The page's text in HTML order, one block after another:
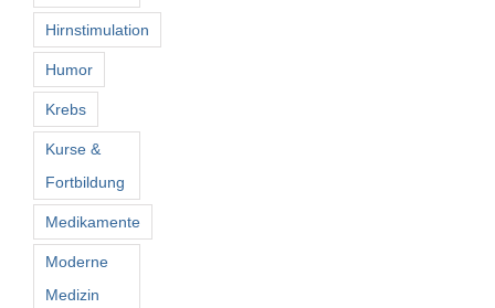
Hirnstimulation
Humor
Krebs
Kurse &
Fortbildung
Medikamente
Moderne
Medizin